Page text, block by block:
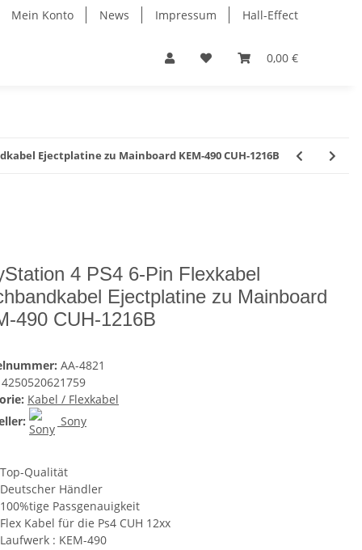
Mein Konto News Impressum Hall-Effect
0,00 €
Ejectplatine zu Mainboard KEM-490 CUH-1216B
4 PS4 6-Pin Flexkabel
Ejectplatine zu Mainboard
490 CUH-1216B
AA-4821
4250520621759
Kabel / Flexkabel
Sony
Top-Qualität
Deutscher Händler
100%tige Passgenauigkeit
Flex Kabel für die Ps4 CUH 12xx
Laufwerk : KEM-490